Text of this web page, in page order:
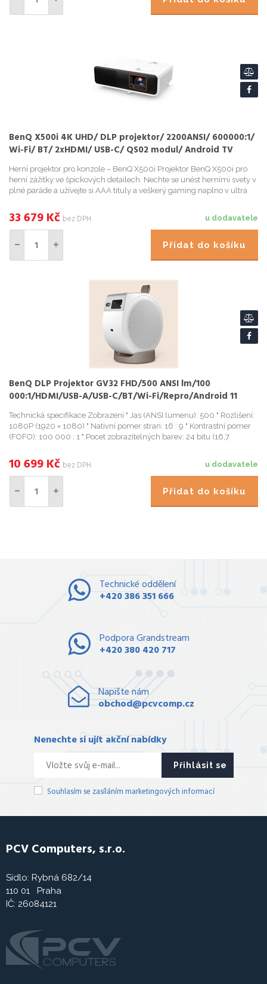
BenQ X500i 4K UHD/ DLP projektor/ 2200ANSI/ 600000:1/
Wi-Fi/ BT/ 2xHDMI/ USB-C/ QS02 modul/ Android TV
Herní projektor pro konzole – BenQ X500i Projektor BenQ X500i pro
herní zážitky ve špickových detailech. Nechte se unést herními svety v
plné paráde a užívejte si AAA tituly a veškerý gaming naplno v ultra
u dodavatele
33 679Kč bez DPH
Přidat do košíku
BenQ DLP Projektor GV32 FHD/500 ANSI lm/100
000:1/HDMI/USB-A/USB-C/BT/Wi-Fi/Repro/Android 11
přenosný chytrý proj pro d
Technická specifikace Zobrazení " Jas (ANSI lumenu): 500 " Rozlišení:
1080P (1920 × 1080) " Nativní pomer stran: 16 : 9 " Kontrastní pomer
(FOFO): 100 000 : 1 " Pocet zobrazitelných barev: 24 bitu (16,7
u dodavatele
10 699Kč bez DPH
Přidat do košíku
Technické oddělení
+420 386 351 666
Podpora Grandstream
+420 380 420 717
Napište nám
obchod@pcvcomp.cz
Nenechte si ujít akční nabídky
Přihlásit se
Souhlasím se zasíláním marketingových informací
PCV Computers, s.r.o.
Sídlo: Rybná 682/14
110 01 Praha
IČ: 26084121